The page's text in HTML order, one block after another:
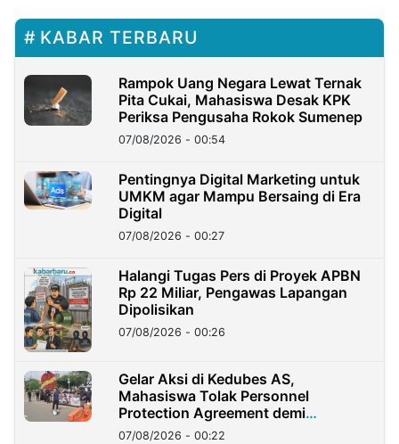
KABAR TERBARU
Rampok Uang Negara Lewat Ternak
Pita Cukai, Mahasiswa Desak KPK
Periksa Pengusaha Rokok Sumenep
07/08/2026 - 00:54
Pentingnya Digital Marketing untuk
UMKM agar Mampu Bersaing di Era
Digital
07/08/2026 - 00:27
Halangi Tugas Pers di Proyek APBN
Rp 22 Miliar, Pengawas Lapangan
Dipolisikan
07/08/2026 - 00:26
Gelar Aksi di Kedubes AS,
Mahasiswa Tolak Personnel
Protection Agreement demi
Kedaulatan Negara
07/08/2026 - 00:22